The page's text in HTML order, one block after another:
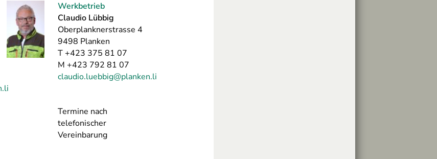
Werkbetrieb
Claudio Lübbig
Oberplanknerstrasse 4
9498 Planken
T +423 375 81 07
M +423 792 81 07
claudio.luebbig@planken.li
Termine nach
telefonischer
Vereinbarung